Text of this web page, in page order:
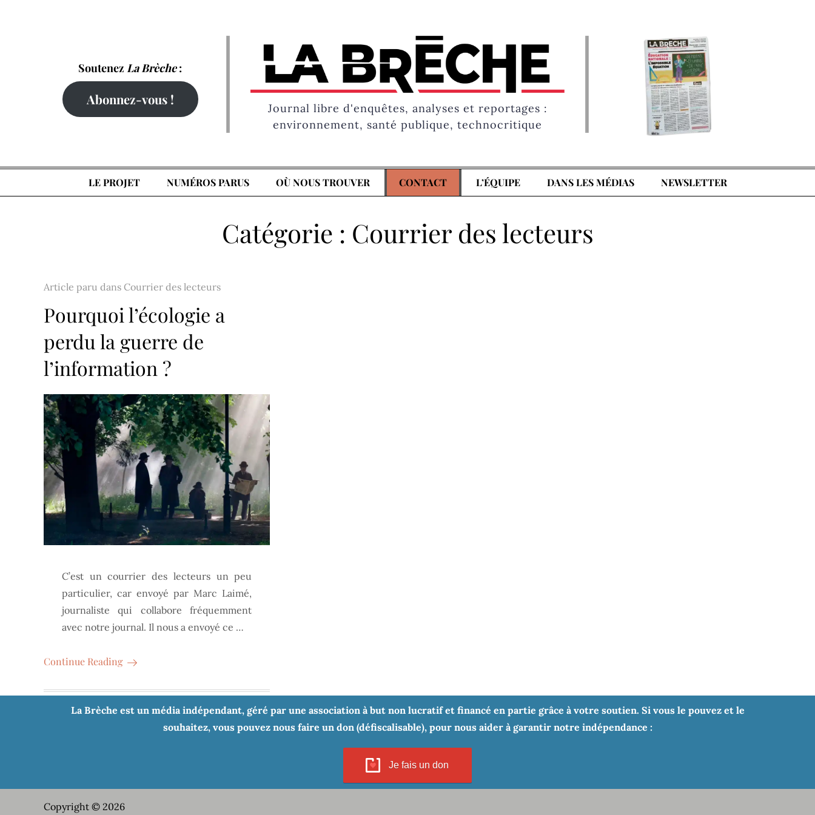
Soutenez La Brèche:
Abonnez-vous !
Journal libre d'enquêtes, analyses et reportages :
environnement, santé publique, technocritique
LE PROJET NUMÉROS PARUS OÙ NOUS TROUVER CONTACT L’ÉQUIPE DANS LES MÉDIAS NEWSLETTER
Catégorie : Courrier des lecteurs
Article paru dans Courrier des lecteurs
Pourquoi l’écologie a
perdu la guerre de
l’information ?
C’est un courrier des lecteurs un peu
particulier, car envoyé par Marc Laimé,
journaliste qui collabore fréquemment
avec notre journal. Il nous a envoyé ce …
Continue Reading
La Brèche est un média indépendant, géré par une association à but non lucratif et financé en partie grâce à votre soutien. Si vous le pouvez et le
souhaitez, vous pouvez nous faire un don (défiscalisable), pour nous aider à garantir notre indépendance :
Je fais un don
Copyright © 2026